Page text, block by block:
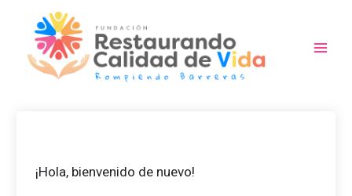
contenido
¡Hola, bienvenido de nuevo!